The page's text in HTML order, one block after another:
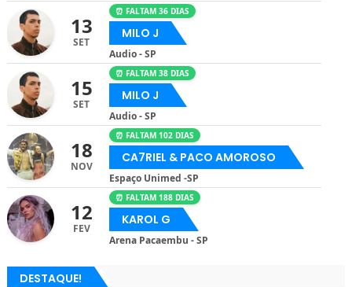
13
SET
⏰ FALTAM 36 DIAS
MILO J
Audio - SP
15
SET
⏰ FALTAM 38 DIAS
MILO J
Audio - SP
18
NOV
⏰ FALTAM 102 DIAS
CA7RIEL & PACO AMOROSO
Espaço Unimed -SP
12
FEV
⏰ FALTAM 188 DIAS
KAROL G
Arena Pacaembu - SP
DESTAQUE!